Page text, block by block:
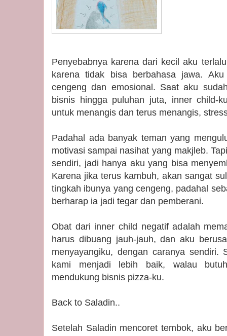
Penyebabnya karena dari kecil aku
karena tidak bisa berbahasa jawa.
cengeng dan emosional. Saat aku
bisnis hingga puluhan juta, inner child-
untuk menangis dan terus menangis,
Padahal ada banyak teman yang
motivasi sampai nasihat yang makjleb.
sendiri, jadi hanya aku yang bisa
Karena jika terus kambuh, akan sangat
tingkah ibunya yang cengeng, padahal
berharap ia jadi tegar dan pemberani.
Obat dari inner child negatif adalah
harus dibuang jauh-jauh, dan aku
menyayangiku, dengan caranya sendiri.
kami menjadi lebih baik, walau
mendukung bisnis pizza-ku.
Back to Saladin..
Setelah Saladin mencoret tembok, aku